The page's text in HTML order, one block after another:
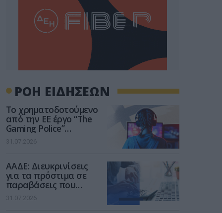
ΡΟΗ ΕΙΔΗΣΕΩΝ
Το χρηματοδοτούμενο
από την ΕΕ έργο “The
Gaming Police”
ενισχύει την ασφάλεια
των παιδιών στο
31.07.2026
ΑΑΔΕ: Διευκρινίσεις
για τα πρόστιμα σε
παραβάσεις που
αφορούν τους ΦΗΜ
31.07.2026